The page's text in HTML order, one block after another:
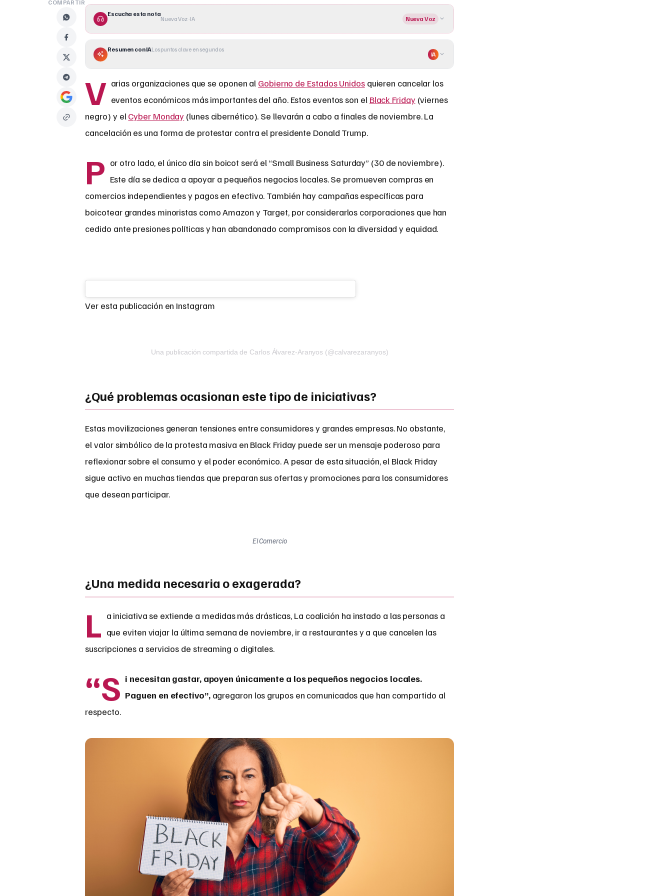
COMPARTIR
Escucha esta nota
Nueva Voz · IA Nueva Voz
Resumen con IALos puntos clave en segundos
IA
V arias organizaciones que se oponen al Gobierno de Estados Unidosquieren cancelar los
eventos económicos más importantes del año. Estos eventos son el Black Friday(viernes
negro) y el Cyber Monday (lunes cibernético). Se llevarán a cabo a finales de noviembre. La
cancelación es una forma de protestar contra el presidente Donald Trump.
P or otro lado, el único día sin boicot será el “Small Business Saturday” (30 de noviembre).
Este día se dedica a apoyar a pequeños negocios locales. Se promueven compras en
comercios independientes y pagos en efectivo. También hay campañas específicas para
boicotear grandes minoristas como Amazon y Target, por considerarlos corporaciones que han
cedido ante presiones políticas y han abandonado compromisos con la diversidad y equidad.
Ver esta publicación en Instagram
Una publicación compartida de Carlos Álvarez-Aranyos (@calvarezaranyos)
¿Qué problemas ocasionan este tipo de iniciativas?
Estas movilizaciones generan tensiones entre consumidores y grandes empresas. No obstante,
el valor simbólico de la protesta masiva en Black Friday puede ser un mensaje poderoso para
reflexionar sobre el consumo y el poder económico. A pesar de esta situación, el Black Friday
sigue activo en muchas tiendas que preparan sus ofertas y promociones para los consumidores
que desean participar.
El Comercio
¿Una medida necesaria o exagerada?
L a iniciativa se extiende a medidas más drásticas, La coalición ha instado a las personas a
que eviten viajar la última semana de noviembre, ir a restaurantes y a que cancelen las
suscripciones a servicios de streaming o digitales.
“S i necesitan gastar, apoyen únicamente a los pequeños negocios locales.
Paguen en efectivo”,agregaron los grupos en comunicados que han compartido al
respecto.